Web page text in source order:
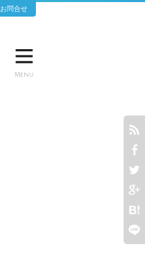

Menu






お問合せ